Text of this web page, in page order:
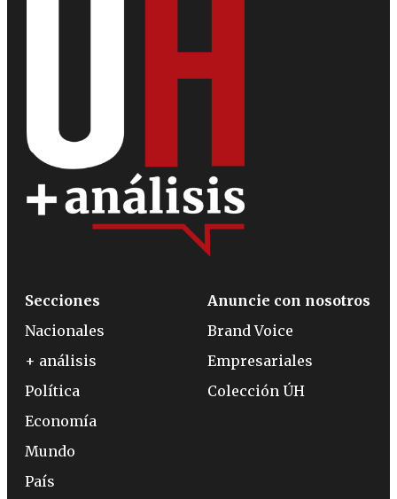
Secciones
Nacionales
+ análisis
Política
Economía
Mundo
País
Anuncie con nosotros
Brand Voice
Empresariales
Colección ÚH